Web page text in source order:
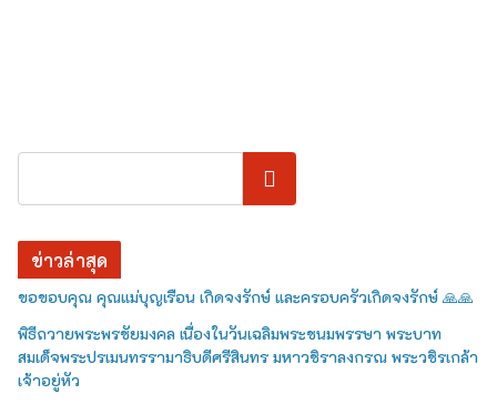
ค้นหา
ข่าวล่าสุด
ขอขอบคุณ คุณแม่บุญเรือน เกิดจงรักษ์ และครอบครัวเกิดจงรักษ์ 🙏🙏
พิธีถวายพระพรชัยมงคล เนื่องในวันเฉลิมพระชนมพรรษา พระบาท
สมเด็จพระปรเมนทรรามาธิบดีศรีสินทร มหาวชิราลงกรณ พระวชิรเกล้า
เจ้าอยู่หัว